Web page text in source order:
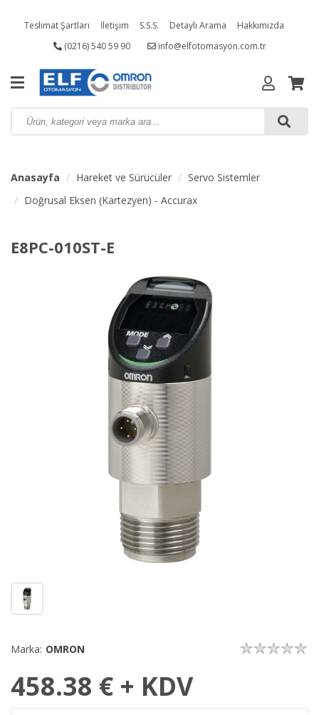
Teslimat Şartları İletişim S.S.S. Detaylı Arama Hakkımızda
(0216) 540 59 90 info@elfotomasyon.com.tr
Anasayfa Hareket ve Sürücüler
Servo Sistemler
Doğrusal Eksen (Kartezyen) - Accurax
E8PC-010ST-E
Marka: OMRON
458.38 € + KDV